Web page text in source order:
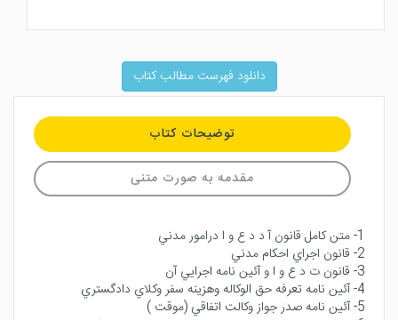
دانلود فهرست مطالب کتاب
توضیحات کتاب
مقدمه به صورت متنی
1- متن كامل قانون آ د د ع و ا درامور مدني
2- قانون اجراي احكام مدني
3- قانون ت د ع و ا و آئين نامه اجرايي آن
4- آئين نامه تعرفه حق الوكاله وهزينه سفر وكلاي دادگستري
5- آئين نامه صدر جواز وكالت اتفاقي (موقت )